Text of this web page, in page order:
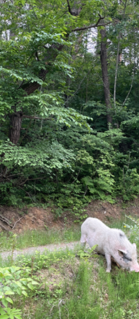
나 전쟁
, 대리전의 역..
직후, 러시아..
년까지 공..
니아, 네덜란..
고받아…민간 ..